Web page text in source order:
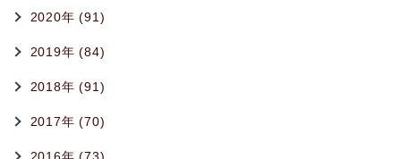
2020年 (91)
2019年 (84)
2018年 (91)
2017年 (70)